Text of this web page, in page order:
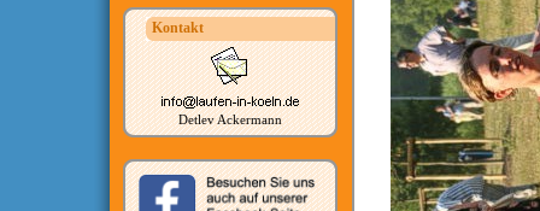
Kontakt
Detlev Ackermann